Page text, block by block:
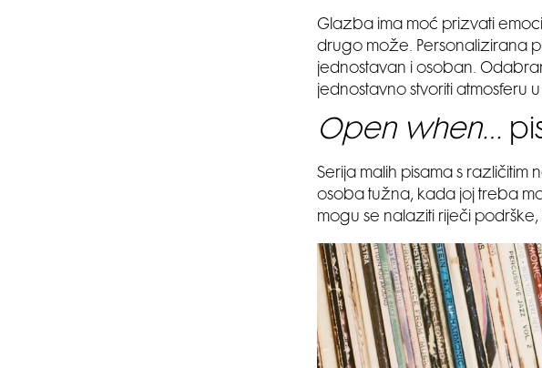
Glazba ima moć prizvati
drugo može. Personalizirana
jednostavan i osoban.
jednostavno stvoriti atmosferu
Open when…
Serija malih pisama s
osoba tužna, kada joj treba
mogu se nalaziti riječi